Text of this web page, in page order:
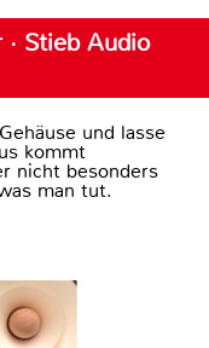
Stieb Audio
und lasse
kommt
nicht besonders
man tut.